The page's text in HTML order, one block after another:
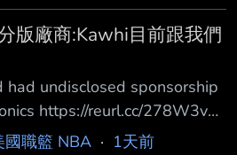
章。有一天我們會問： 『還
六人隊打球嗎？』然後笑出
23年後，LeBron的球技已不
力也逐漸消退。這種情況其實
，但上個賽季真正明顯地展
下滑到場均20.9分、6.1籃
版廠商:Kawhi目前跟我們
had undisclosed sponsorship
https://reurl.cc/278W3v
Leonard 與一家現已破
國職籃 NBA · 1天前